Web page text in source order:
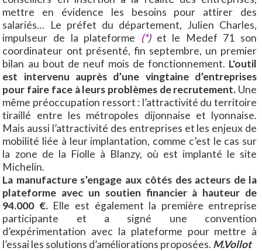
mettre en évidence les besoins pour attirer des
salariés… Le préfet du département, Julien Charles,
impulseur de la plateforme (*)et le Medef 71 son
coordinateur ont présenté, fin septembre, un premier
bilan au bout de neuf mois de fonctionnement. L'outil
est intervenu auprès d’une vingtaine d’entreprises
pour faire face à leurs problèmes de recrutement. Une
même préoccupation ressort : l’attractivité du territoire
tiraillé entre les métropoles dijonnaise et lyonnaise.
Mais aussi l’attractivité des entreprises et les enjeux de
mobilité liée à leur implantation, comme c’est le cas sur
la zone de la Fiolle à Blanzy, où est implanté le site
Michelin.
La manufacture s’engage aux côtés des acteurs de la
plateforme avec un soutien financier à hauteur de
94.000 €.Elle est également la première entreprise
participante et a signé une convention
d’expérimentation avec la plateforme pour mettre à
l’essai les solutions d’améliorations proposées. M.Vollot